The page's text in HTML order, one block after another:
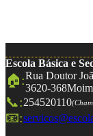
Escola Básica e
🏠:Rua Doutor
3620-368
📞:254520110
📧: